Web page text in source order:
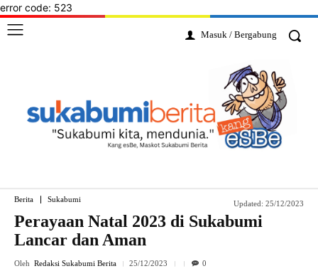
error code: 523
Masuk / Bergabung
Berita Sukabumi Updated: 25/12/2023
Perayaan Natal 2023 di Sukabumi
Lancar dan Aman
Oleh Redaksi Sukabumi Berita 25/12/2023 0